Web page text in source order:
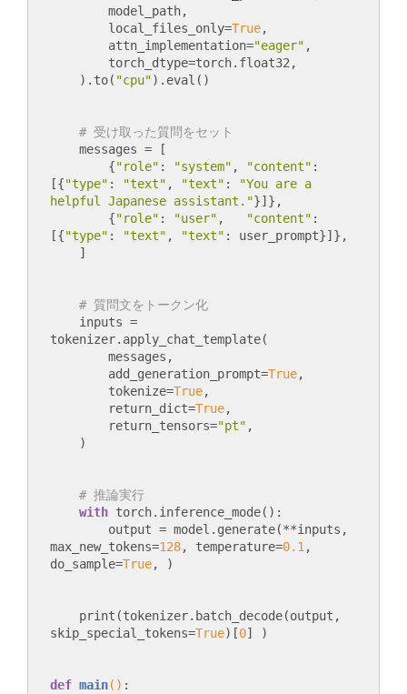
model_path,
local_files_only=True,
attn_implementation="eager" ,
torch_dtype=torch.float32,
).to( "cpu"
# 受け取った質問をセット
messages = [
{"role" : "system" , "content" :
[{"type" : "text" , "text" :
"You are a
helpful Japanese assistant."}]},
{"role" : "user" , "content" :
[{"type" : "text" , "text" : user_prompt}]},
# 質問文をトークン化
inputs =
tokenizer.apply_chat_template(
messages,
add_generation_prompt=True,
tokenize=True,
return_dict=True,
return_tensors="pt" ,
# 推論実行
with torch.inference_mode():
output = model.generate(**inputs,
max_new_tokens=128, temperature=0.1 ,
do_sample=True
print(tokenizer.batch_decode(output,
skip_special_tokens=True)[0
def main() :